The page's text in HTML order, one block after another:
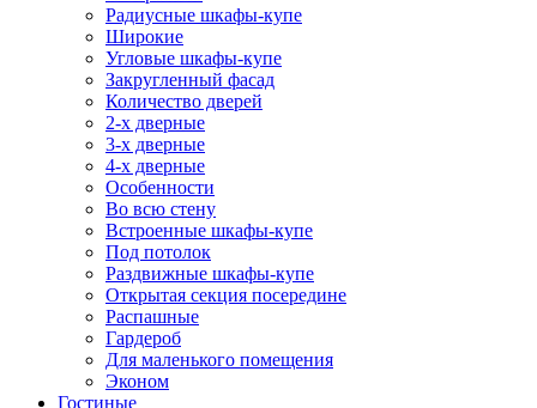
Радиусные шкафы-купе
Широкие
Угловые шкафы-купе
Закругленный фасад
Количество дверей
2-х дверные
3-х дверные
4-х дверные
Особенности
Во всю стену
Встроенные шкафы-купе
Под потолок
Раздвижные шкафы-купе
Открытая секция посередине
Распашные
Гардероб
Для маленького помещения
Эконом
Гостиные